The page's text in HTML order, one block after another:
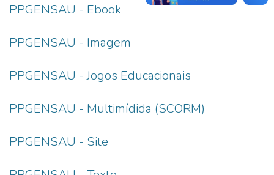
PPGENSAU - Ebook
PPGENSAU - Imagem
PPGENSAU - Jogos Educacionais
PPGENSAU - Multimídida (SCORM)
PPGENSAU - Site